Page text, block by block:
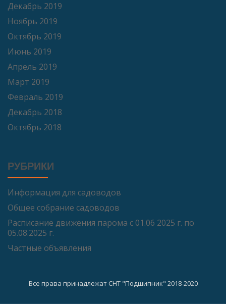
Декабрь 2019
Ноябрь 2019
Октябрь 2019
Июнь 2019
Апрель 2019
Март 2019
Февраль 2019
Декабрь 2018
Октябрь 2018
РУБРИКИ
Информация для садоводов
Общее собрание садоводов
Расписание движения парома с 01.06 2025 г. по
05.08.2025 г.
Частные объявления
Все права принадлежат СНТ "Подшипник" 2018-2020